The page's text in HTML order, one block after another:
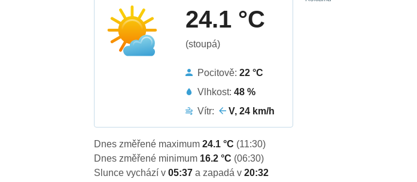
24.1 °C
(stoupá)
Pocitově:22 °C
Vlhkost:48 %
Vítr:
V, 24 km/h
Dnes změřené maximum24.1 °C (11:30)
Dnes změřené minimum 16.2 °C (06:30)
Slunce vychází v05:37a zapadá v20:32